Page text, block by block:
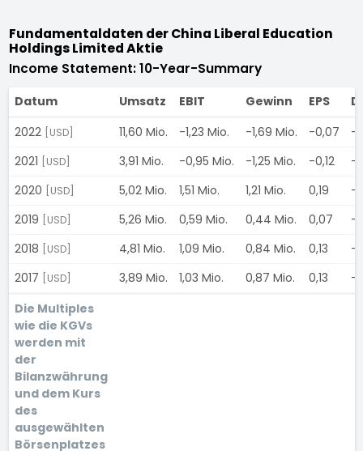
Fundamentaldaten der China Liberal Education
Holdings Limited Aktie
Income Statement: 10-Year-Summary
Datum Umsatz EBIT Gewinn EPS
2022
[USD] 11,60 Mio. -1,23 Mio. -1,69 Mio. -0,07
-
2021
[USD] 3,91 Mio. -0,95 Mio. -1,25 Mio. -0,12
-
2020
[USD] 5,02 Mio. 1,51 Mio. 1,21 Mio. 0,19
-
2019
[USD] 5,26 Mio. 0,59 Mio. 0,44 Mio. 0,07
-
2018
[USD] 4,81 Mio. 1,09 Mio. 0,84 Mio. 0,13
-
2017
[USD] 3,89 Mio. 1,03 Mio. 0,87 Mio. 0,13
-
Die Multiples
wie die KGVs
werden mit
der
Bilanzwährung
und dem Kurs
des
ausgewählten
Börsenplatzes